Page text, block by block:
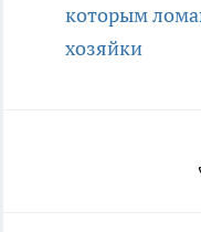
которым
хозяйки